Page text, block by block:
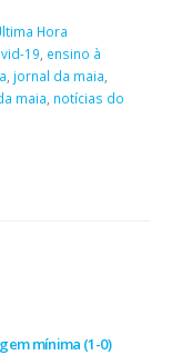
Hora
19 ensino à
jornal da maia
maia notícias do
mínima (1-0)